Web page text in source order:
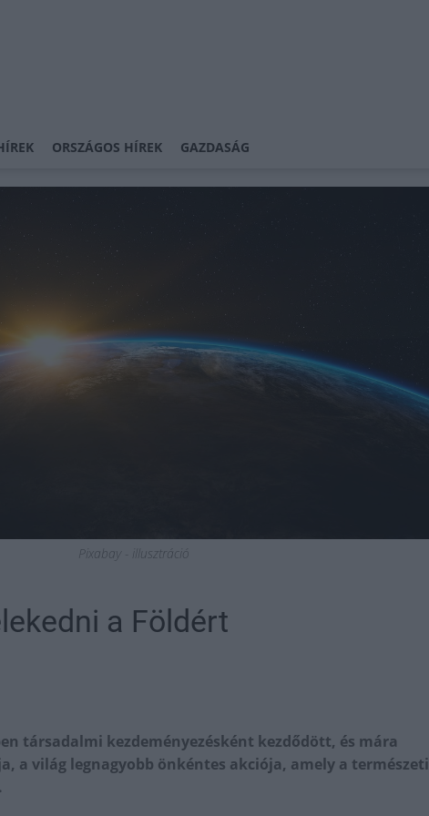
ORSZÁGOS HÍREK GAZDASÁG
Pixabay - illusztráció
a Földért
társadalmi kezdeményezésként kezdődött, és mára
a világ legnagyobb önkéntes akciója, amely a természeti